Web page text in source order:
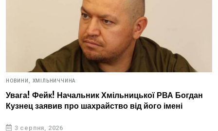
НОВИНИ, ХМІЛЬНИЧЧИНА
Увага! Фейк! Начальник Хмільницької РВА Богдан
Кузнец заявив про шахрайство від його імені
3 серпня, 2026